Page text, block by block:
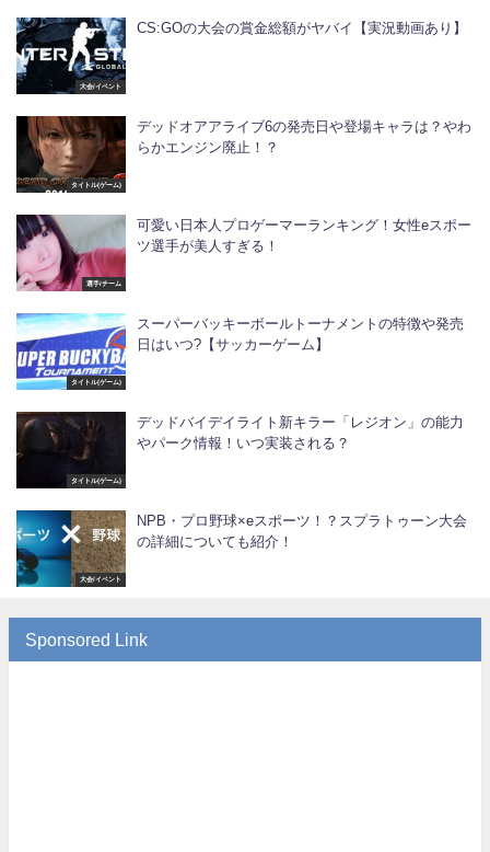
大会/イベント
CS:GOの大会の賞金総額がヤバイ【実況動画あり】
タイトル(ゲーム)
デッドオアアライブ6の発売日や登場キャラは？やわ
らかエンジン廃止！？
選手/チーム
可愛い日本人プロゲーマーランキング！女性eスポー
ツ選手が美人すぎる！
タイトル(ゲーム)
スーパーバッキーボールトーナメントの特徴や発売
日はいつ?【サッカーゲーム】
タイトル(ゲーム)
デッドバイデイライト新キラー「レジオン」の能力
やパーク情報！いつ実装される？
大会/イベント
NPB・プロ野球×eスポーツ！？スプラトゥーン大会
の詳細についても紹介！
Sponsored Link